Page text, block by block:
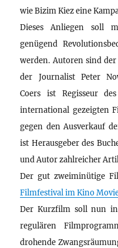
wie Bizim Kiez eine
Dieses Anliegen soll
genügend
werden. Autoren sind
der Journalist Peter
Coers ist Regisseur
international gezeigten
gegen den Ausverkauf
ist Herausgeber des
und Autor zahlreicher
Der gut zweiminütige
Filmfestival im Kino
Der Kurzfilm soll nun
regulären
drohende